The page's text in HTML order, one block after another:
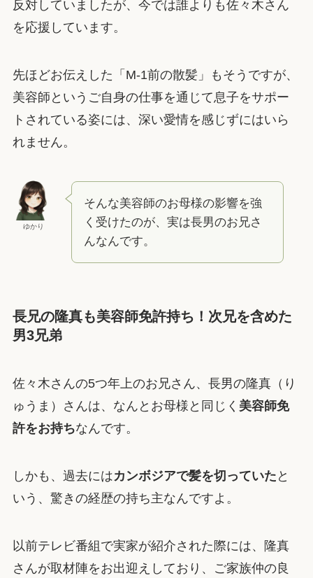
反対していましたが、今では誰よりも佐々木さん
を応援しています。
先ほどお伝えした「M-1前の散髪」もそうですが、
美容師というご自身の仕事を通じて息子をサポー
トされている姿には、深い愛情を感じずにはいら
れません。
ゆかり
そんな美容師のお母様の影響を強
く受けたのが、実は長男のお兄さ
んなんです。
長兄の隆真も美容師免許持ち！次兄を含めた
男3兄弟
佐々木さんの5つ年上のお兄さん、長男の隆真（り
ゅうま）さんは、なんとお母様と同じく 美容師免
許をお持ちなんです。
しかも、過去にはカンボジアで髪を切っていた と
いう、驚きの経歴の持ち主なんですよ。
以前テレビ番組で実家が紹介された際には、隆真
さんが取材陣をお出迎えしており、ご家族仲の良